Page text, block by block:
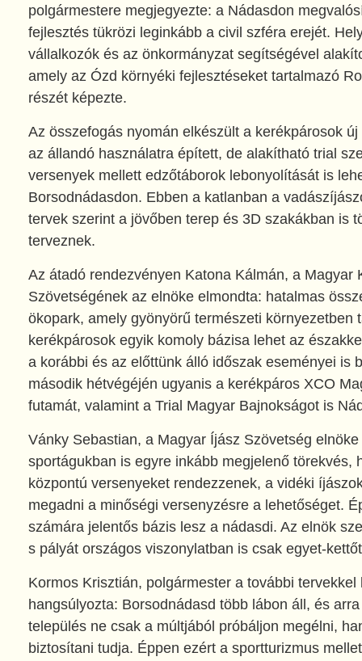
polgármestere megjegyezte: a Nádasdon
fejlesztés tükrözi leginkább a civil szféra erejét.
vállalkozók és az önkormányzat segítségével
amely az Ózd környéki fejlesztéseket tartalmazó
részét képezte.
Az összefogás nyomán elkészült a kerékpárosok
az állandó használatra épített, de alakítható trial
versenyek mellett edzőtáborok lebonyolítását is
Borsodnádasdon. Ebben a katlanban a
tervek szerint a jövőben terep és 3D szakákban is
terveznek.
Az átadó rendezvényen Katona Kálmán, a Magyar
Szövetségének az elnöke elmondta: hatalmas
ökopark, amely gyönyörű természeti környezetben
kerékpárosok egyik komoly bázisa lehet az
a korábbi és az előttünk álló időszak eseményei is
második hétvégéjén ugyanis a kerékpáros XCO
futamát, valamint a Trial Magyar Bajnokságot is
Vánky Sebastian, a Magyar Íjász Szövetség
sportágukban is egyre inkább megjelenő törekvés,
központú versenyeket rendezzenek, a vidéki
megadni a minőségi versenyzésre a lehetőséget.
számára jelentős bázis lesz a nádasdi. Az elnök
s pályát országos viszonylatban is csak egyet-
Kormos Krisztián, polgármester a további tervekkel
hangsúlyozta: Borsodnádasd több lábon áll, és
település ne csak a múltjából próbáljon megélni,
biztosítani tudja. Éppen ezért a sportturizmus